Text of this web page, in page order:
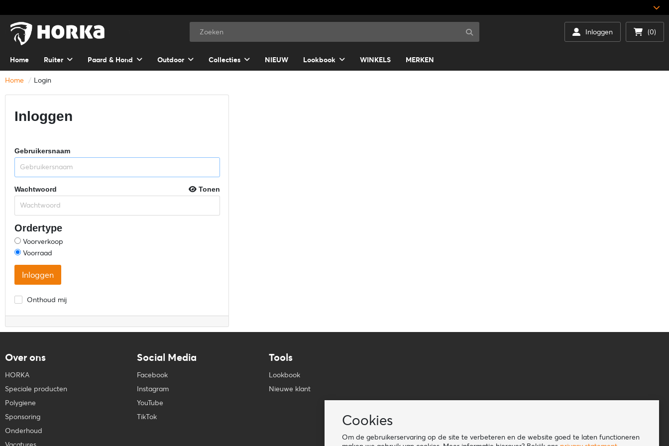
Cookies
Om de gebruikerservaring op de site te verbeteren en de website goed te laten functioneren
Inloggen (0)
Home Ruiter Paard & Hond Outdoor Collecties NIEUW Lookbook WINKELS MERKEN
Home Login
Inloggen
Gebruikersnaam
Wachtwoord Tonen
Ordertype
Voorverkoop
Voorraad
Onthoud mij
Over ons
HORKA
Speciale producten
Polygiene
Sponsoring
Onderhoud
Social Media
Facebook
Instagram
YouTube
TikTok
Tools
Lookbook
Nieuwe klant